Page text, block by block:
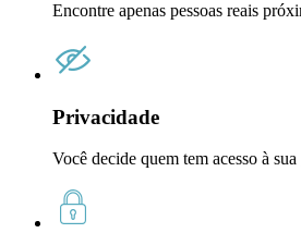
Encontre apenas pessoas reais
Privacidade
Você decide quem tem acesso à